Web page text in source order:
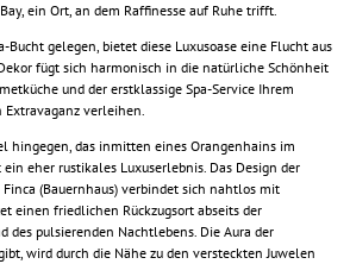
ein Ort, an dem Raffinesse auf Ruhe trifft.
Bucht gelegen, bietet diese Luxusoase eine Flucht aus
fügt sich harmonisch in die natürliche Schönheit
und der erstklassige Spa-Service Ihrem
verleihen.
hingegen, das inmitten eines Orangenhains im
eher rustikales Luxuserlebnis. Das Design der
(Bauernhaus) verbindet sich nahtlos mit
einen friedlichen Rückzugsort abseits der
des pulsierenden Nachtlebens. Die Aura der
wird durch die Nähe zu den versteckten Juwelen